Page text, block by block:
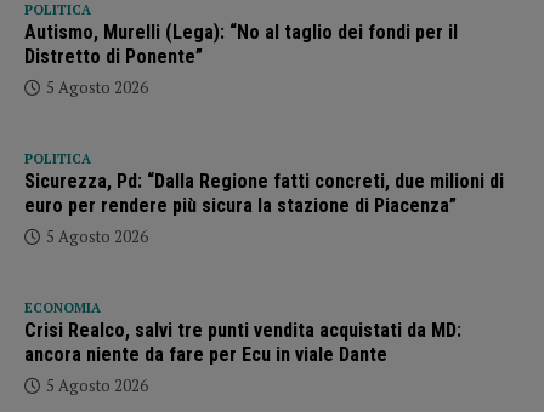
POLITICA
Autismo, Murelli (Lega): “No al taglio dei fondi per il
Distretto di Ponente”
5 Agosto 2026
POLITICA
Sicurezza, Pd: “Dalla Regione fatti concreti, due milioni di
euro per rendere più sicura la stazione di Piacenza”
5 Agosto 2026
ECONOMIA
Crisi Realco, salvi tre punti vendita acquistati da MD:
ancora niente da fare per Ecu in viale Dante
5 Agosto 2026